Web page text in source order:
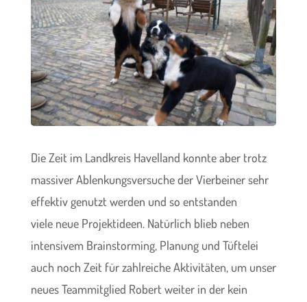
Die Zeit im Landkreis Havelland konnte aber trotz
massiver Ablenkungsversuche der Vierbeiner sehr
effektiv genutzt werden und so entstanden
viele neue Projektideen. Natürlich blieb neben
intensivem Brainstorming, Planung und Tüftelei
auch noch Zeit für zahlreiche Aktivitäten, um unser
neues Teammitglied Robert weiter in der kein